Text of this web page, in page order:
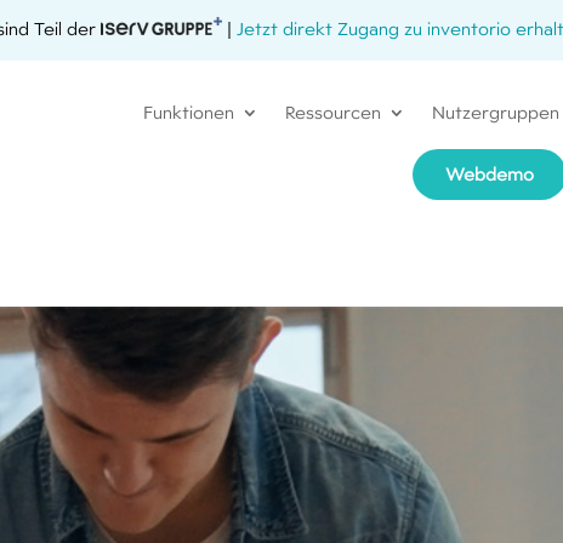
Teil der | Jetzt direkt Zugang zu inventorio
Funktionen Ressourcen Nutzergruppen
Webdemo